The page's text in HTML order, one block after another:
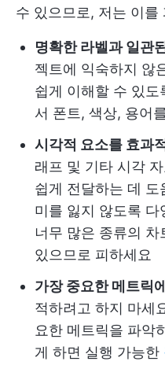
수 있으므로, 저는 이를
명확한 라벨과 일관
젝트에 익숙하지 않
쉽게 이해할 수 있도
서 폰트, 색상, 용어
시각적 요소를 효과
래프 및 기타 시각
쉽게 전달하는 데
미를 잃지 않도록
너무 많은 종류의
있으므로 피하세요
가장 중요한 메트릭
적하려고 하지 마세
요한 메트릭을 파악
게 하면 실행 가능한